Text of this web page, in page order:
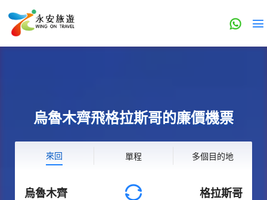
烏魯木齊飛格拉斯哥的廉價機票
來回 單程 多個目的地
烏魯木齊 格拉斯哥